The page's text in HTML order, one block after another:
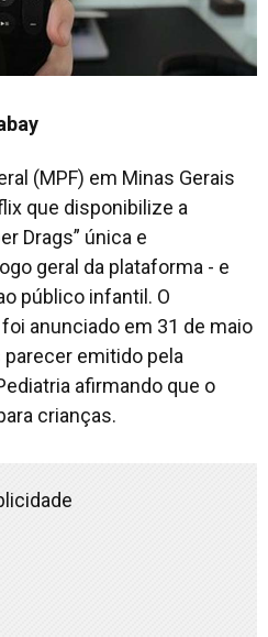
(MPF) em Minas Gerais
que disponibilize a
Drags” única e
geral da plataforma - e
público infantil. O
anunciado em 31 de maio
emitido pela
afirmando que o
crianças.